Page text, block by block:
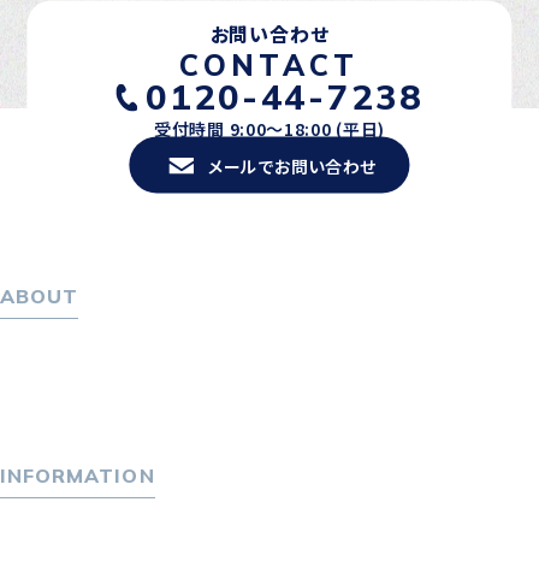
お問い合わせ
CONTACT
0120-44-7238
受付時間 9:00〜18:00 (平日)
メールでお問い合わせ
ABOUT
INFORMATION